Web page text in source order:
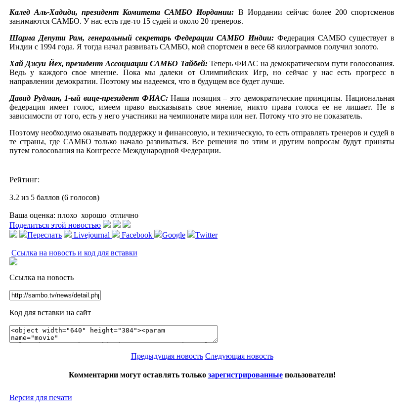
Калед Аль-Хадиди, президент Комитета САМБО Иордании: В Иордании сейчас более 200 спортсменов
занимаются САМБО. У нас есть где-то 15 судей и около 20 тренеров.
Шарма Депути Рам, генеральный секретарь Федерации САМБО Индии: Федерация САМБО существует в
Индии с 1994 года. Я тогда начал развивать САМБО, мой спортсмен в весе 68 килограммов получил золото.
Хай Джуи Йех, президент Ассоциации САМБО Тайбей: Теперь ФИАС на демократическом пути голосования.
Ведь у каждого свое мнение. Пока мы далеки от Олимпийских Игр, но сейчас у нас есть прогресс в
направлении демократии. Поэтому мы надеемся, что в будущем все будет лучше.
Давид Рудман, 1-ый вице-президент ФИАС:Наша позиция – это демократические принципы. Национальная
федерация имеет голос, имеем право высказывать свое мнение, никто права голоса ее не лишает. Не в
зависимости от того, есть у него участники на чемпионате мира или нет. Потому что это не показатель.
Поэтому необходимо оказывать поддержку и финансовую, и техническую, то есть отправлять тренеров и судей в
те страны, где САМБО только начало развиваться. Все решения по этим и другим вопросам будут приняты
путем голосования на Конгрессе Международной Федерации.
Рейтинг:
3.2 из 5 баллов (6 голосов)
Ваша оценка: плохо хорошо отлично
Поделиться этой новостью
Переслать
Livejournal Facebook Google Twitter
Ссылка на новость и код для вставки
Ссылка на новость
Код для вставки на сайт
Предыдущая новость Следующая новость
Комментарии могут оставлять только зарегистрированныепользователи!
Версия для печати